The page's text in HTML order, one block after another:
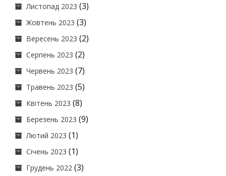
Листопад 2023 (3)
Жовтень 2023 (3)
Вересень 2023 (2)
Серпень 2023 (2)
Червень 2023 (7)
Травень 2023 (5)
Квітень 2023 (8)
Березень 2023 (9)
Лютий 2023 (1)
Січень 2023 (1)
Грудень 2022 (3)